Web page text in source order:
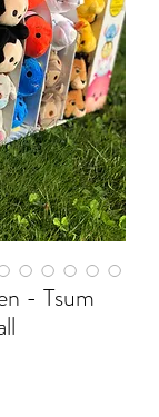
- Tsum